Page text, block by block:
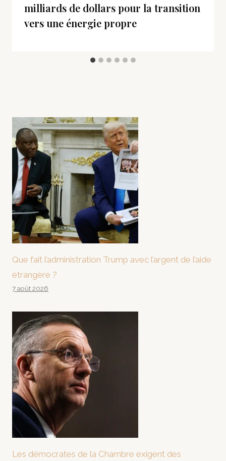
milliards de dollars pour la transition
vers une énergie propre
Que fait l’administration Trump avec l’argent de l’aide
étrangère ?
7 août 2026
Les démocrates de la Chambre exigent des